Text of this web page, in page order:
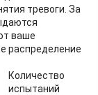
тревоги. За
ваше
распределение
Количество
испытаний